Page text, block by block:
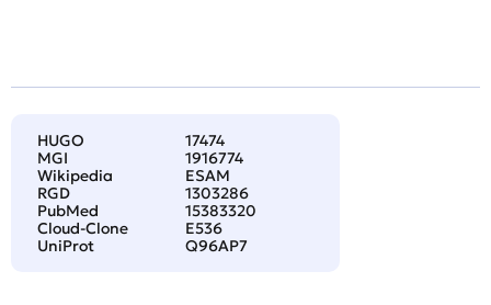
HUGO
17474
MGI
1916774
Wikipedia
ESAM
RGD
1303286
PubMed
15383320
Cloud-Clone
E536
UniProt
Q96AP7